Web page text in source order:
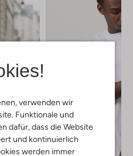
verwenden wir
Funktionale und
dafür, dass die Website
und kontinuierlich
werden immer